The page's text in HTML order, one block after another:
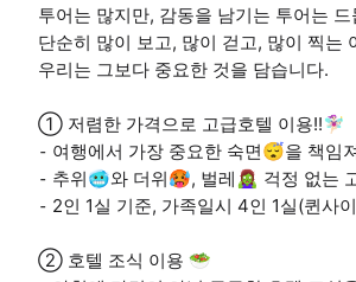
투어는 많지만, 감동을 남기는 투어는 드
단순히 많이 보고, 많이 걷고, 많이 찍는
우리는 그보다 중요한 것을 담습니다.
➀ 저렴한 가격으로 고급호텔 이용!!🧚🏻‍♀️
⁃ 여행에서 가장 중요한 숙면😴을 책임
⁃ 추위🥶와 더위🥵, 벌레🧟‍♀️ 걱정 없는
⁃ 2인 1실 기준, 가족일시 4인 1실(퀸사
➁ 호텔 조식 이용 🥗